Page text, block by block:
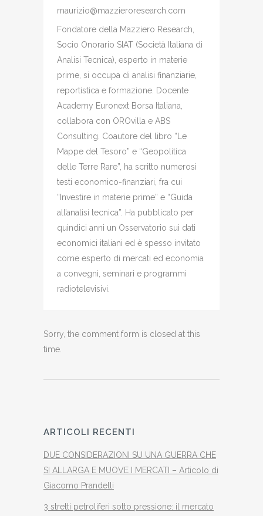
maurizio@mazzieroresearch.com
Fondatore della Mazziero Research,
Socio Onorario SIAT (Società Italiana di
Analisi Tecnica), esperto in materie
prime, si occupa di analisi finanziarie,
reportistica e formazione. Docente
Academy Euronext Borsa Italiana,
collabora con OROvilla e ABS
Consulting. Coautore del libro “Le
Mappe del Tesoro” e “Geopolitica
delle Terre Rare”, ha scritto numerosi
testi economico-finanziari, fra cui
“Investire in materie prime” e “Guida
all’analisi tecnica”. Ha pubblicato per
quindici anni un Osservatorio sui dati
economici italiani ed è spesso invitato
come esperto di mercati ed economia
a convegni, seminari e programmi
radiotelevisivi.
Sorry, the comment form is closed at this
time.
ARTICOLI RECENTI
DUE CONSIDERAZIONI SU UNA GUERRA CHE
SI ALLARGA E MUOVE I MERCATI – Articolo di
Giacomo Prandelli
3 stretti petroliferi sotto pressione: il mercato